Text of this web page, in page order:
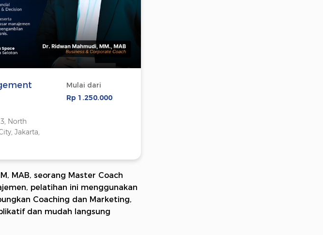
North
Jakarta,
Mulai dari
Rp 1.250.000
MAB, seorang Master Coach
pelatihan ini menggunakan
Coaching dan Marketing,
dan mudah langsung